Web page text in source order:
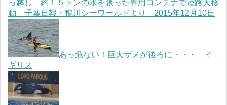
っ越し 約１５トンの水を張った専用コンテナで陸路大移
動 千葉日報・鴨川シーワールドより 2015年12月10日
あっ危ない！巨大ザメが後ろに・・・ イ
ギリス